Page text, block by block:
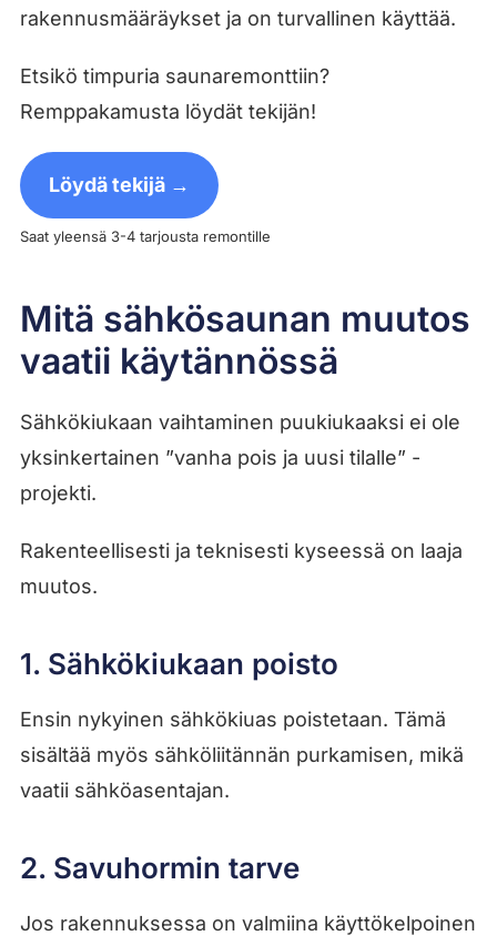
rakennusmääräykset ja on turvallinen käyttää.
Etsikö timpuria saunaremonttiin?
Remppakamusta löydät tekijän!
Löydä tekijä →
Saat yleensä 3-4 tarjousta remontille
Mitä sähkösaunan muutos
vaatii käytännössä
Sähkökiukaan vaihtaminen puukiukaaksi ei ole
yksinkertainen ”vanha pois ja uusi tilalle” -
projekti.
Rakenteellisesti ja teknisesti kyseessä on laaja
muutos.
1. Sähkökiukaan poisto
Ensin nykyinen sähkökiuas poistetaan. Tämä
sisältää myös sähköliitännän purkamisen, mikä
vaatii sähköasentajan.
2. Savuhormin tarve
Jos rakennuksessa on valmiina käyttökelpoinen